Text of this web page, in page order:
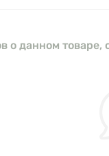
о данном товаре,